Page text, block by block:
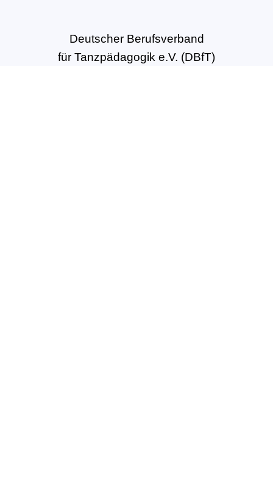
Deutscher Berufsverband
für Tanzpädagogik e.V. (DBfT)